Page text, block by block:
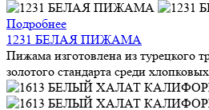
Подробнее
1231 БЕЛАЯ ПИЖАМА
Пижама изготовлена из турецкого
золотого стандарта среди хлопковых